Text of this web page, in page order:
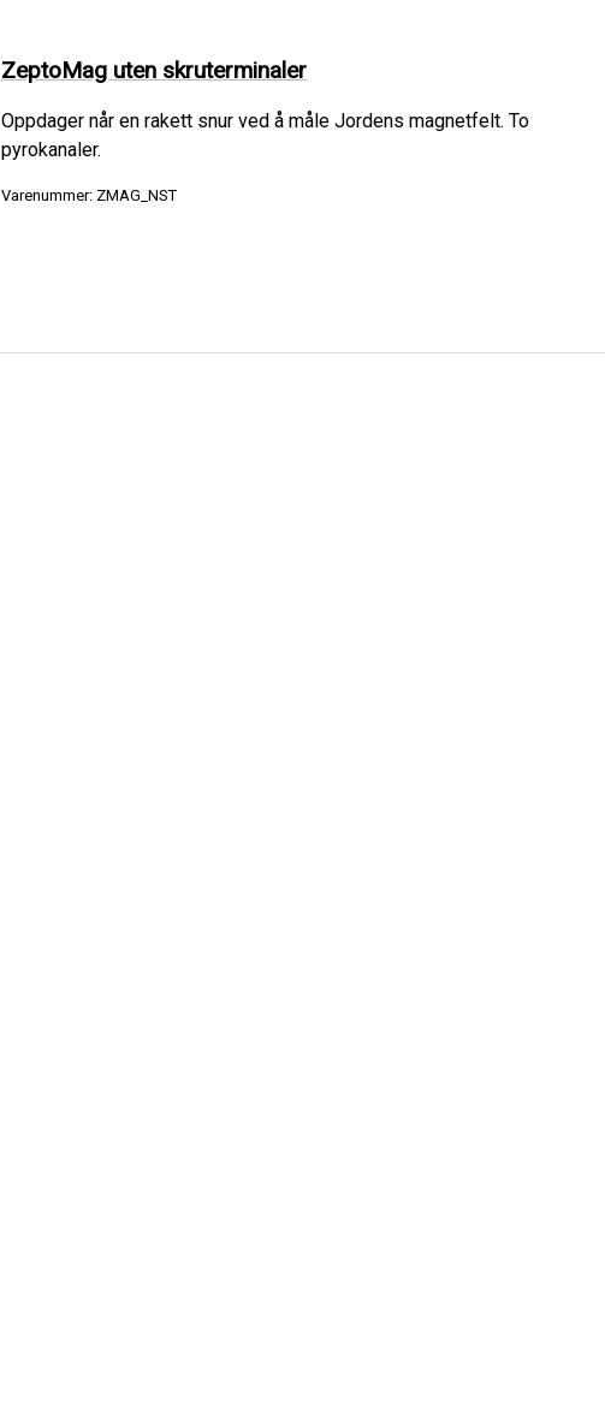
ZeptoMag uten skruterminaler
Oppdager når en rakett snur ved å måle Jordens magnetfelt. To
pyrokanaler.
Varenummer: ZMAG_NST